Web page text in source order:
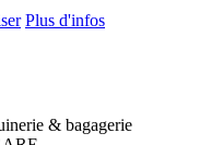
Plus d'infos
& bagagerie